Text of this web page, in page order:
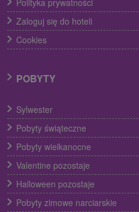
Polityka prywatności
Zaloguj się do hoteli
Cookies
POBYTY
Sylwester
Pobyty świąteczne
Pobyty wielkanocne
Valentine pozostaje
Halloween pozostaje
Pobyty zimowe narciarskie